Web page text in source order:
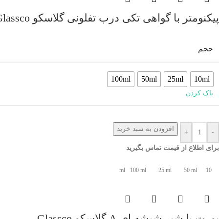
پیکنومتر با گواهی تکی درب تفلونی گلاسکو Glassco
حجم
10ml
25ml
50ml
100ml
پاک کردن
-
+ افزودن به سبد خرید
برای اطلاع از قیمت تماس بگیرید
10 ml
100 ml 25 ml 50 ml